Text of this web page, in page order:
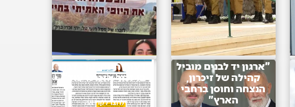
"ארגון יד לבנים מוביל
קהילה של זיכרון,
הנצחה וחוסן ברחבי
הארץ"
"דעות היום: מדי דברי
בו זכור אזכרנו עוד"
לחצו לקריאה